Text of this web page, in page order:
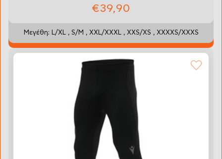
€39,90
Μεγέθη: L/XL , S/M , XXL/XXXL , XXS/XS , XXXXS/XXXS